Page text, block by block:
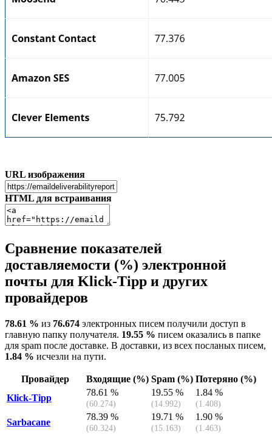
URL изображения
HTML для встраивания
Сравнение показателей
доставляемости (%) электронной
почты для Klick-Tipp и других
провайдеров
78.61 % из 76.674 электронных писем получили доступ в
главную папку получателя. 19.55 % писем оказались в папке
для spam после доставке. В доставки, из всех посланых писем,
1.84 % исчезли на пути.
Провайдер Входящие (%) Spam (%) Потеряно (%)
Klick-Tipp
78.61 %
(60.274)
19.55 %
(14.992)
1.84 %
(1.408)
Sarbacane
78.39 %
(60.324)
19.71 %
(15.163)
1.90 %
(1.463)